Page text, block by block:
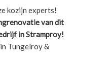
kozijn experts!
van dit
in Stramproy!
Tungelroy &